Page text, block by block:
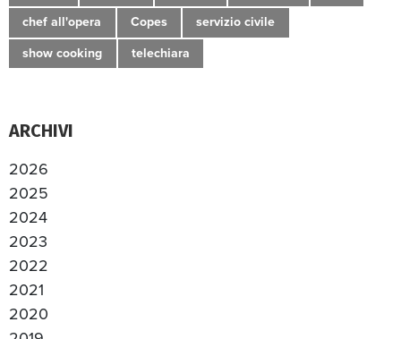
chef all'opera Copes servizio civile
show cooking telechiara
ARCHIVI
2026
2025
2024
2023
2022
2021
2020